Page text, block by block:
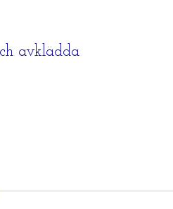
avklädda